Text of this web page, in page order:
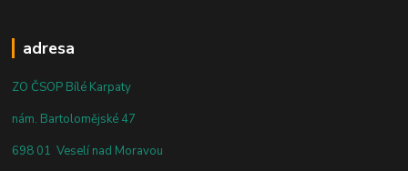
adresa
ZO ČSOP Bílé Karpaty
nám. Bartolomějské 47
698 01 Veselí nad Moravou